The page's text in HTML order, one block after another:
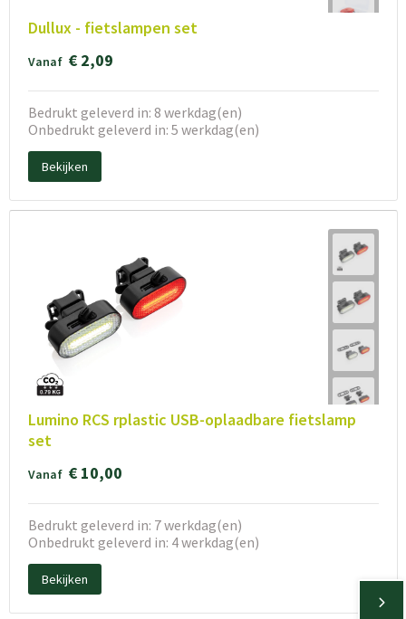
Dullux - fietslampen set
Vanaf € 2,09
Bedrukt geleverd in: 8 werkdag(en)
Onbedrukt geleverd in: 5 werkdag(en)
Bekijken
Lumino RCS rplastic USB-oplaadbare fietslamp
set
Vanaf € 10,00
Bedrukt geleverd in: 7 werkdag(en)
Onbedrukt geleverd in: 4 werkdag(en)
Bekijken